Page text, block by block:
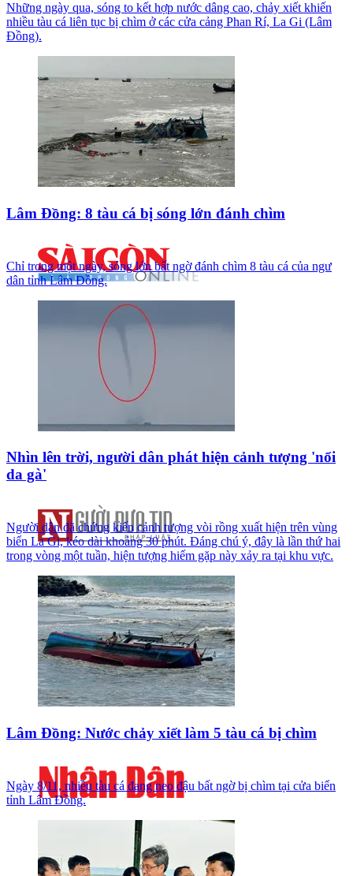
Những ngày qua, sóng to kết hợp nước dâng cao, chảy xiết khiến
nhiều tàu cá liên tục bị chìm ở các cửa cảng Phan Rí, La Gi (Lâm
Đồng).
Lâm Đồng: 8 tàu cá bị sóng lớn đánh chìm
Chỉ trong một ngày, sóng lớn bất ngờ đánh chìm 8 tàu cá của ngư
dân tỉnh Lâm Đồng.
Nhìn lên trời, người dân phát hiện cảnh tượng 'nổi
da gà'
Người dân đã chứng kiến cảnh tượng vòi rồng xuất hiện trên vùng
biển La Gi, kéo dài khoảng 30 phút. Đáng chú ý, đây là lần thứ hai
trong vòng một tuần, hiện tượng hiếm gặp này xảy ra tại khu vực.
Lâm Đồng: Nước chảy xiết làm 5 tàu cá bị chìm
Ngày 8/11, nhiều tàu cá đang neo đậu bất ngờ bị chìm tại cửa biển
tỉnh Lâm Đồng.